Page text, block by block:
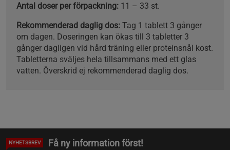
Antal doser per förpackning: 11 – 33 st.
Rekommenderad daglig dos: Tag 1 tablett 3 gånger
om dagen. Doseringen kan ökas till 3 tabletter 3
gånger dagligen vid hård träning eller proteinsnål kost.
Tabletterna sväljes hela tillsammans med ett glas
vatten. Överskrid ej rekommenderad daglig dos.
NYHETSBREV Få ny information först!